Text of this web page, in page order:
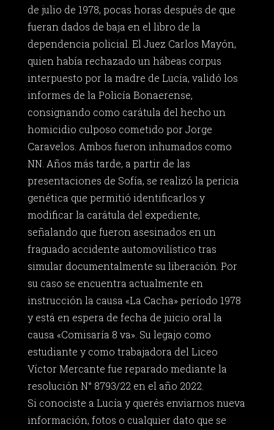
de julio de 1978, pocas horas después de que
fueran dados de baja en el libro de la
dependencia policial. El Juez Carlos Mayón,
quien había rechazado un hábeas corpus
interpuesto por la madre de Lucía, validó los
informes de la Policía Bonaerense,
consignando como carátula del hecho un
homicidio culposo cometido por Jorge
Caravelos. Ambos fueron inhumados como
NN. Años más tarde, a partir de las
presentaciones de Sofía, se realizó la pericia
genética que permitió identificarlos y
modificar la carátula del expediente,
señalando que fueron asesinados en un
fraguado accidente automovilístico tras
simular documentalmente su liberación. Por
su caso se encuentra actualmente en
instrucción la causa «La Cacha» período 1978
y está en espera de fecha de juicio oral la
causa «Comisaría 8 va». Su legajo como
estudiante y como trabajadora del Liceo
Víctor Mercante fue reparado mediante la
resolución N° 8793/22 en el año 2022.
Si conociste a Lucía y querés enviarnos nueva
información, fotos o cualquier dato que se